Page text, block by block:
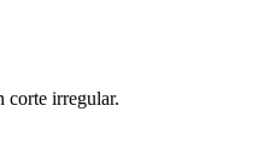
corte irregular.